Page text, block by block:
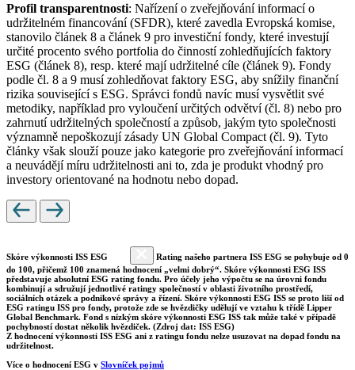
Profil transparentnosti: Nařízení o zveřejňování informací o
udržitelném financování (SFDR), které zavedla Evropská komise,
stanovilo článek 8 a článek 9 pro investiční fondy, které investují
určité procento svého portfolia do činností zohledňujících faktory
ESG (článek 8), resp. které mají udržitelné cíle (článek 9). Fondy
podle čl. 8 a 9 musí zohledňovat faktory ESG, aby snížily finanční
rizika související s ESG. Správci fondů navíc musí vysvětlit své
metodiky, například pro vyloučení určitých odvětví (čl. 8) nebo pro
zahrnutí udržitelných společností a způsob, jakým tyto společnosti
významně nepoškozují zásady UN Global Compact (čl. 9). Tyto
články však slouží pouze jako kategorie pro zveřejňování informací
a neuvádějí míru udržitelnosti ani to, zda je produkt vhodný pro
investory orientované na hodnotu nebo dopad.
Skóre výkonnosti ISS ESG
Rating našeho partnera ISS ESG se pohybuje od 0
do 100, přičemž 100 znamená hodnocení „velmi dobrý“. Skóre výkonnosti ESG ISS
představuje absolutní ESG rating fondu. Pro účely jeho výpočtu se na úrovni fondu
kombinují a sdružují jednotlivé ratingy společností v oblasti životního prostředí,
sociálních otázek a podnikové správy a řízení. Skóre výkonnosti ESG ISS se proto liší od
ESG ratingu ISS pro fondy, protože zde se hvězdičky udělují ve vztahu k třídě Lipper
Global Benchmark. Fond s nízkým skóre výkonnosti ESG ISS tak může také v případě
pochybností dostat několik hvězdiček. (Zdroj dat: ISS ESG)
Z hodnocení výkonnosti ISS ESG ani z ratingu fondu nelze usuzovat na dopad fondu na
udržitelnost.
Více o hodnocení ESG v Slovníček pojmů